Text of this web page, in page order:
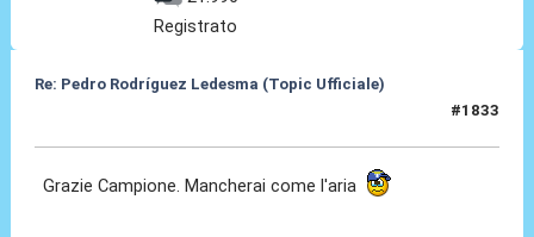
Registrato
Re: Pedro Rodríguez Ledesma (Topic Ufficiale)
#1833
Grazie Campione. Mancherai come l'aria